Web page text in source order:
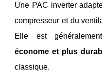
Une PAC inverter
compresseur et du
Elle est
économe et plus
classique.